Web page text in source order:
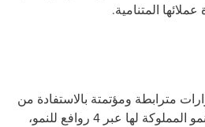
المتنامية.
مترابطة ومؤتمتة بالاستفادة من
منصة الذكاء الاصطناعي للنمو المملوكة لها عبر 4 روافع للنمو،